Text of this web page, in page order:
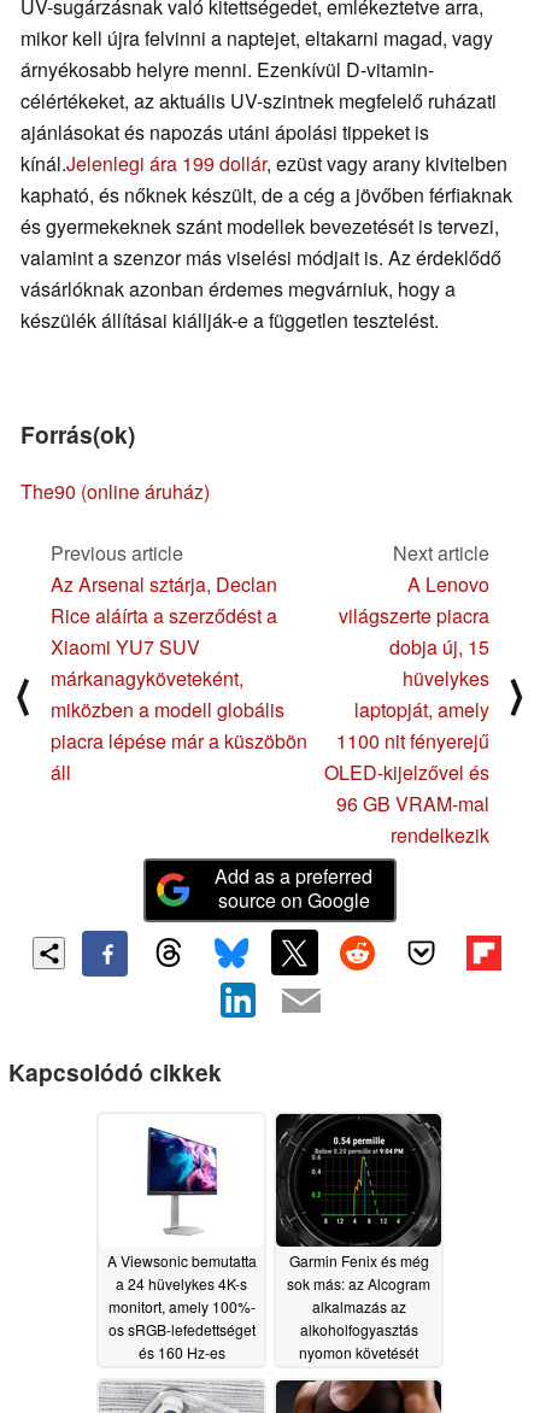
UV-sugárzásnak való kitettségedet, emlékeztetve arra,
mikor kell újra felvinni a naptejet, eltakarni magad, vagy
árnyékosabb helyre menni. Ezenkívül D-vitamin-
célértékeket, az aktuális UV-szintnek megfelelő ruházati
ajánlásokat és napozás utáni ápolási tippeket is
kínál.Jelenlegi ára 199 dollár, ezüst vagy arany kivitelben
kapható, és nőknek készült, de a cég a jövőben férfiaknak
és gyermekeknek szánt modellek bevezetését is tervezi,
valamint a szenzor más viselési módjait is. Az érdeklődő
vásárlóknak azonban érdemes megvárniuk, hogy a
készülék állításai kiállják-e a független tesztelést.
Forrás(ok)
The90 (online áruház)
⟨
Previous article
Az Arsenal sztárja, Declan
Rice aláírta a szerződést a
Xiaomi YU7 SUV
márkanagyköveteként,
miközben a modell globális
piacra lépése már a küszöbön
áll
Next article
A Lenovo
világszerte piacra
dobja új, 15
hüvelykes
laptopját, amely
1100 nit fényerejű
OLED-kijelzővel és
96 GB VRAM-mal
rendelkezik
⟩
Add as a preferred
source on Google
Kapcsolódó cikkek
A Viewsonic bemutatta
a 24 hüvelykes 4K-s
monitort, amely 100%-
os sRGB-lefedettséget
és 160 Hz-es
képfrissítési frekvenciát
kínál06/22/2026
Garmin Fenix és még
sok más: az Alcogram
alkalmazás az
alkoholfogyasztás
nyomon követését
hozza a csuklóra
06/13/2026